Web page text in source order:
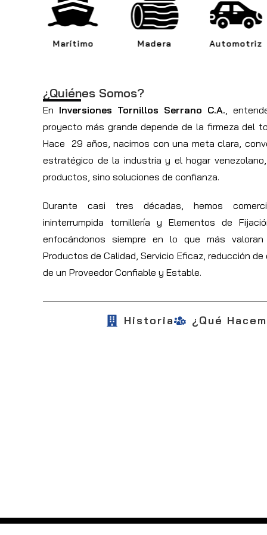
Madera Automotriz Agrícola
¿Quiénes Somos?
En Inversiones Tornillos Serrano C.A.,
proyecto más grande depende de la firmeza del
Hace 29 años, nacimos con una meta clara,
estratégico de la industria y el hogar
productos, sino soluciones de confianza.
Durante casi tres décadas, hemos
ininterrumpida tornillería y Elementos de
enfocándonos siempre en lo que más
Productos de Calidad, Servicio Eficaz, reducción
de un Proveedor Confiable y Estable.
Historia ¿Qué